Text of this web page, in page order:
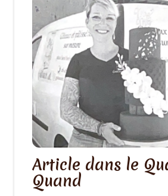
Article dans le
Quand